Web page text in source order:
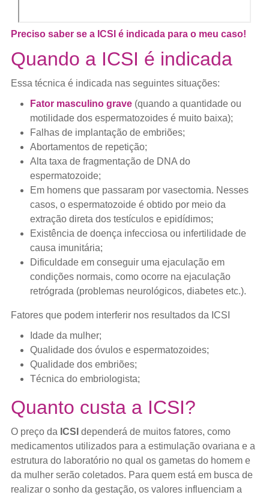
Preciso saber se a ICSI é indicada para o meu caso!
Quando a ICSI é indicada
Essa técnica é indicada nas seguintes situações:
Fator masculino grave(quando a quantidade ou
motilidade dos espermatozoides é muito baixa);
Falhas de implantação de embriões;
Abortamentos de repetição;
Alta taxa de fragmentação de DNA do
espermatozoide;
Em homens que passaram por vasectomia. Nesses
casos, o espermatozoide é obtido por meio da
extração direta dos testículos e epidídimos;
Existência de doença infecciosa ou infertilidade de
causa imunitária;
Dificuldade em conseguir uma ejaculação em
condições normais, como ocorre na ejaculação
retrógrada (problemas neurológicos, diabetes etc.).
Fatores que podem interferir nos resultados da ICSI
Idade da mulher;
Qualidade dos óvulos e espermatozoides;
Qualidade dos embriões;
Técnica do embriologista;
Quanto custa a ICSI?
O preço da ICSI dependerá de muitos fatores, como
medicamentos utilizados para a estimulação ovariana e a
estrutura do laboratório no qual os gametas do homem e
da mulher serão coletados. Para quem está em busca de
realizar o sonho da gestação, os valores influenciam a